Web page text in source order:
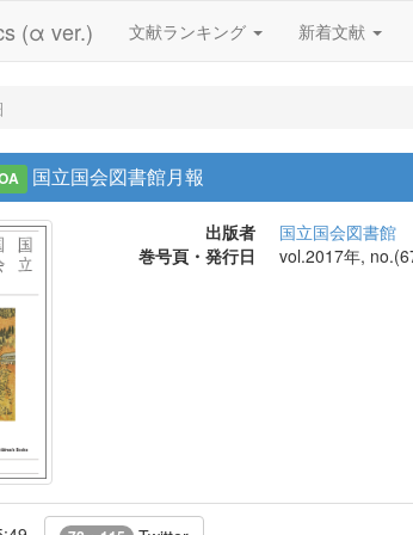
(α ver.) 文献ランキング 新着文献
国立国会図書館月報
出版者
国立国会図書館
巻号頁・発行日
vol.2017年,